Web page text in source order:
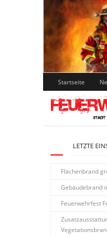
Skip
to
content
Startseite
LETZTE
Flächenbrand
Gebäudebrand
Feuerwehrfest